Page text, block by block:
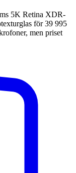
5K Retina XDR-
för 39 995
men priset